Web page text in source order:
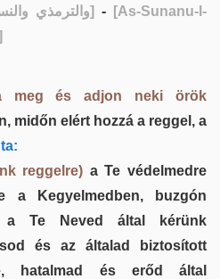
والترمذي والنسائي في الكبرى وابن ماجه] -
[As-Sunanu-l-
meg és adjon neki örök
midőn elért hozzá a reggel, a
reggelre) a Te védelmedre
a Kegyelmedben, buzgón
a Te Neved által kérünk
és az általad biztosított
hatalmad és erőd által